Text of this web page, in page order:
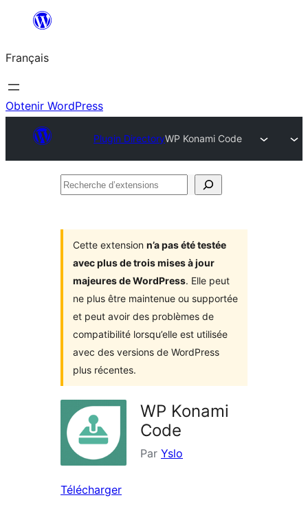
contenu
Français
Obtenir WordPress
Plugin DirectoryWP Konami Code
Recherche
Cette extension n’a pas été testée
avec plus de trois mises à jour
majeures de WordPress. Elle peut
ne plus être maintenue ou supportée
et peut avoir des problèmes de
compatibilité lorsqu’elle est utilisée
avec des versions de WordPress
plus récentes.
WP Konami
Code
Par Yslo
Télécharger